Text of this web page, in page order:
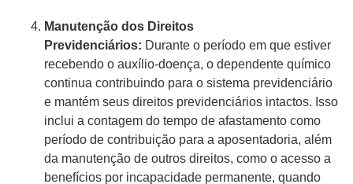
Manutenção dos Direitos
Previdenciários: Durante o período em que estiver
recebendo o auxílio-doença, o dependente químico
continua contribuindo para o sistema previdenciário
e mantém seus direitos previdenciários intactos. Isso
inclui a contagem do tempo de afastamento como
período de contribuição para a aposentadoria, além
da manutenção de outros direitos, como o acesso a
benefícios por incapacidade permanente, quando